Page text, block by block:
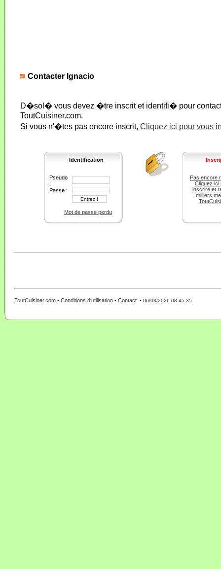
Contacter Ignacio
D�sol� vous devez �tre inscrit et identifi� pour
ToutCuisiner.com.
Si vous n'�tes pas encore inscrit, Cliquez ici pour vous
Identification
Pseudo
:
Passe :
Mot de passe perdu
Pas encore
Cliquez ici
inscrire et
milliers
ToutCuisiner.com - Conditions d'utilisation - Contact - 06/08/2026 08:45:35